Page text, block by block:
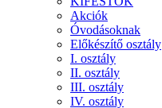
Akciók
Óvodásoknak
Előkészítő osztály
I. osztály
II. osztály
III. osztály
IV. osztály